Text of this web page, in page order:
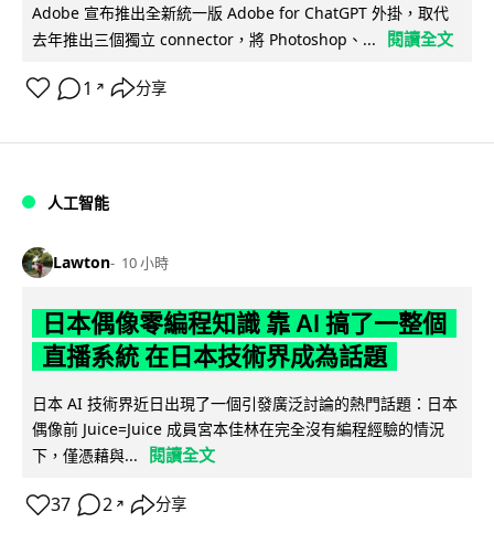
Adobe 宣布推出全新統一版 Adobe for ChatGPT 外掛，取代
去年推出三個獨立 connector，將 Photoshop、...
閱讀全文
1 ↗ 分享
人工智能
Lawton 10 小時
日本偶像零編程知識 靠 AI 搞了一整個
直播系統 在日本技術界成為話題
日本 AI 技術界近日出現了一個引發廣泛討論的熱門話題：日本
偶像前 Juice=Juice 成員宮本佳林在完全沒有編程經驗的情況
下，僅憑藉與...
閱讀全文
37 2 ↗ 分享